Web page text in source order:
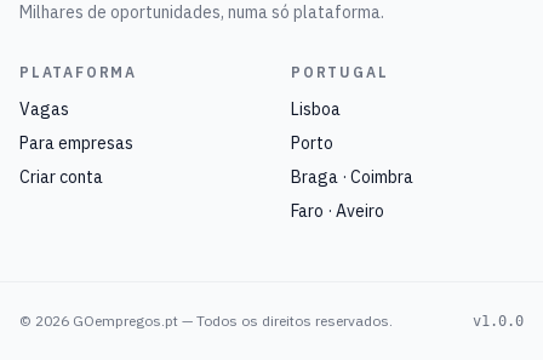
Milhares de oportunidades, numa só plataforma.
PLATAFORMA
Vagas
Para empresas
Criar conta
PORTUGAL
Lisboa
Porto
Braga · Coimbra
Faro · Aveiro
© 2026 GOempregos.pt — Todos os direitos reservados. v1.0.0